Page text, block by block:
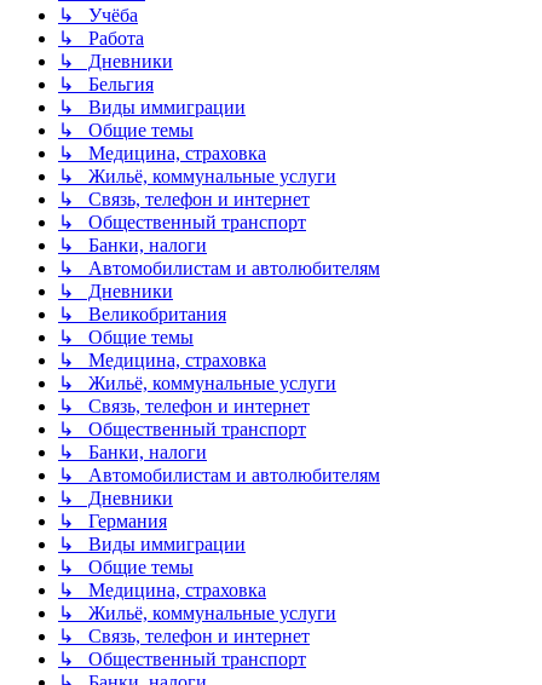
↳ Учёба
↳ Работа
↳ Дневники
↳ Бельгия
↳ Виды иммиграции
↳ Общие темы
↳ Медицина, страховка
↳ Жильё, коммунальные услуги
↳ Связь, телефон и интернет
↳ Общественный транспорт
↳ Банки, налоги
↳ Автомобилистам и автолюбителям
↳ Дневники
↳ Великобритания
↳ Общие темы
↳ Медицина, страховка
↳ Жильё, коммунальные услуги
↳ Связь, телефон и интернет
↳ Общественный транспорт
↳ Банки, налоги
↳ Автомобилистам и автолюбителям
↳ Дневники
↳ Германия
↳ Виды иммиграции
↳ Общие темы
↳ Медицина, страховка
↳ Жильё, коммунальные услуги
↳ Связь, телефон и интернет
↳ Общественный транспорт